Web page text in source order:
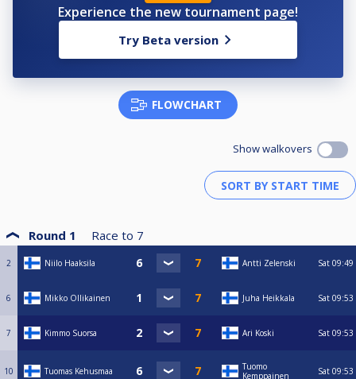
Experience the new tournament page!
Try Beta version
FLOWCHART
Show walkovers
Round 1 Race to 7
2 Niilo Haaksila Antti Zelenski Sat 09:49
6 Mikko Ollikainen Juha Heikkala Sat 09:53
7 Kimmo Suorsa Ari Koski Sat 09:53
10 Tuomas Kehusmaa
Tuomo
Kemppainen
Sat 09:53